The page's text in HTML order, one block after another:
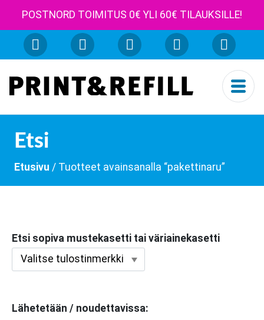
POSTNORD TOIMITUS 0€ YLI 60€ TILAUKSILLE!
Etsi
Etusivu / Tuotteet avainsanalla “pakettinaru”
Etsi sopiva mustekasetti tai väriainekasetti
Lähetetään / noudettavissa: